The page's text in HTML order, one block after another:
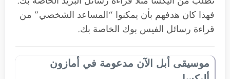
فهذا كان هدفهم بأن يمكنوا “المساعد الشخصي” من
قراءة رسائل الفيس بوك الخاصة بك.
موسيقى أبل الآن مدعومة في أمازون